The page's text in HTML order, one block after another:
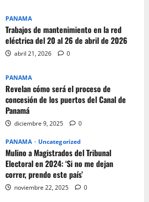
PANAMA
Trabajos de mantenimiento en la red
eléctrica del 20 al 26 de abril de 2026
abril 21, 2026 0
PANAMA
Revelan cómo será el proceso de
concesión de los puertos del Canal de
Panamá
diciembre 9, 2025 0
PANAMA Uncategorized
Mulino a Magistrados del Tribunal
Electoral en 2024: ‘Si no me dejan
correr, prendo este país’
noviembre 22, 2025 0